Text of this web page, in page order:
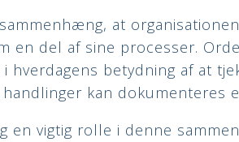
at
en del af sine processer.
hverdagens betydning af at
kan dokumenteres
en vigtig rolle i denne